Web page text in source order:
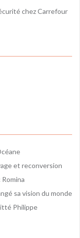
chez Carrefour
et reconversion
sa vision du monde
Philippe